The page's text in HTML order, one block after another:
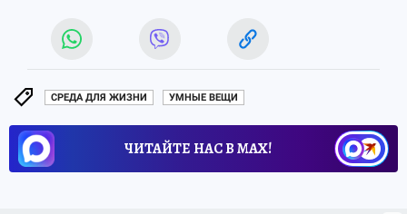
СРЕДА ДЛЯ ЖИЗНИ УМНЫЕ ВЕЩИ
ЧИТАЙТЕ НАС В МАХ!